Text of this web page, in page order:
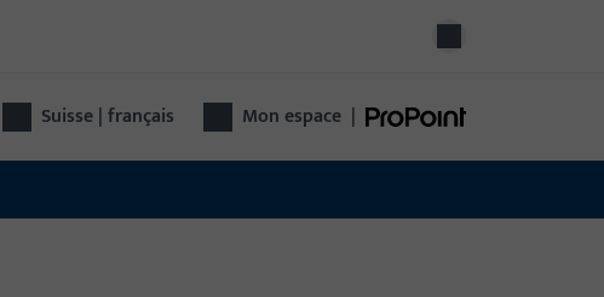
Suisse | français Mon espace |